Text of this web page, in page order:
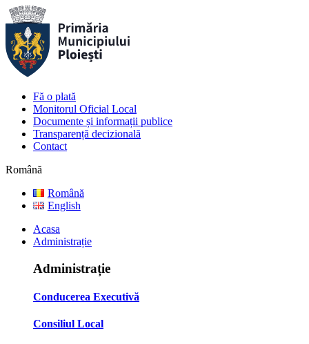
Fă o plată
Monitorul Oficial Local
Documente și informații publice
Transparență decizională
Contact
Română
Română
English
Acasa
Administrație
Administrație
Conducerea Executivă
Consiliul Local